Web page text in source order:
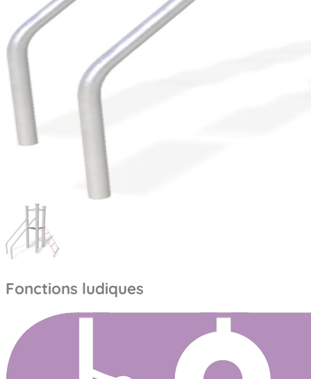
Fonctions ludiques